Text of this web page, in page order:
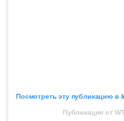
Посмотреть эту публикацию в
Публикация от